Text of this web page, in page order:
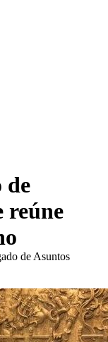
de
reúne
de Asuntos